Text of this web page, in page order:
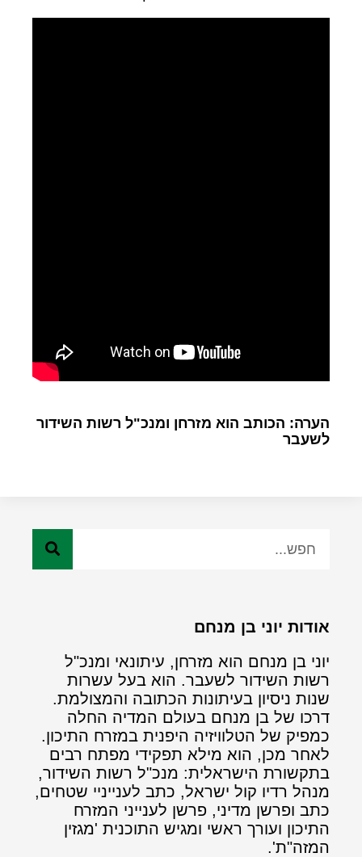
הערה: הכותב הוא מזרחן ומנכ"ל רשות השידור
לשעבר
אודות יוני בן מנחם
יוני בן מנחם הוא מזרחן, עיתונאי ומנכ"ל
רשות השידור לשעבר. הוא בעל עשרות
שנות ניסיון בעיתונות הכתובה והמצולמת.
דרכו של בן מנחם בעולם המדיה החלה
כמפיק של הטלוויזיה היפנית במזרח התיכון.
לאחר מכן, הוא מילא תפקידי מפתח רבים
בתקשורת הישראלית: מנכ"ל רשות השידור,
מנהל רדיו קול ישראל, כתב לענייניי שטחים,
כתב ופרשן מדיני, פרשן לענייני המזרח
התיכון ועורך ראשי ומגיש התוכנית 'מגזין
המזה"ת'.